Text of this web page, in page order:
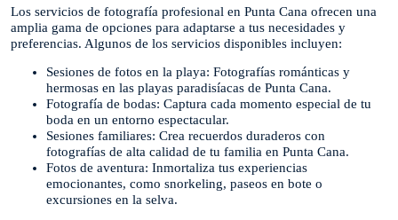
Los servicios de fotografía profesional en Punta Cana ofrecen una
amplia gama de opciones para adaptarse a tus necesidades y
preferencias. Algunos de los servicios disponibles incluyen:
Sesiones de fotos en la playa: Fotografías románticas y
hermosas en las playas paradisíacas de Punta Cana.
Fotografía de bodas: Captura cada momento especial de tu
boda en un entorno espectacular.
Sesiones familiares: Crea recuerdos duraderos con
fotografías de alta calidad de tu familia en Punta Cana.
Fotos de aventura: Inmortaliza tus experiencias
emocionantes, como snorkeling, paseos en bote o
excursiones en la selva.